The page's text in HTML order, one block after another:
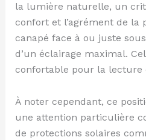
la lumière naturelle, un
confort et l’agrément de la
canapé face à ou juste
d’un éclairage maximal.
confortable pour la lecture
À noter cependant, ce
une attention particulière
de protections solaires